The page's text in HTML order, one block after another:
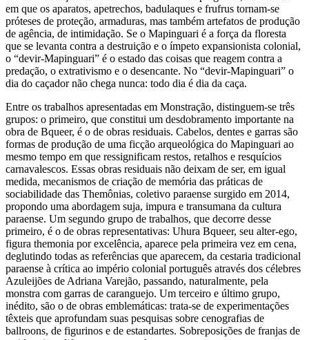
em que os aparatos, apetrechos, badulaques e frufrus tornam-se
próteses de proteção, armaduras, mas também artefatos de produção
de agência, de intimidação. Se o Mapinguari é a força da floresta
que se levanta contra a destruição e o ímpeto expansionista colonial,
o “devir-Mapinguari” é o estado das coisas que reagem contra a
predação, o extrativismo e o desencante. No “devir-Mapinguari” o
dia do caçador não chega nunca: todo dia é dia da caça.
Entre os trabalhos apresentadas em Monstração, distinguem-se três
grupos: o primeiro, que constitui um desdobramento importante na
obra de Bqueer, é o de obras residuais. Cabelos, dentes e garras são
formas de produção de uma ficção arqueológica do Mapinguari ao
mesmo tempo em que ressignificam restos, retalhos e resquícios
carnavalescos. Essas obras residuais não deixam de ser, em igual
medida, mecanismos de criação de memória das práticas de
sociabilidade das Themônias, coletivo paraense surgido em 2014,
propondo uma abordagem suja, impura e transumana da cultura
paraense. Um segundo grupo de trabalhos, que decorre desse
primeiro, é o de obras representativas: Uhura Bqueer, seu alter-ego,
figura themonia por excelência, aparece pela primeira vez em cena,
deglutindo todas as referências que aparecem, da cestaria tradicional
paraense à crítica ao império colonial português através dos célebres
Azuleijões de Adriana Varejão, passando, naturalmente, pela
monstra com garras de caranguejo. Um terceiro e último grupo,
inédito, são o de obras emblemáticas: trata-se de experimentações
têxteis que aprofundam suas pesquisas sobre cenografias de
ballroons, de figurinos e de estandartes. Sobreposições de franjas de